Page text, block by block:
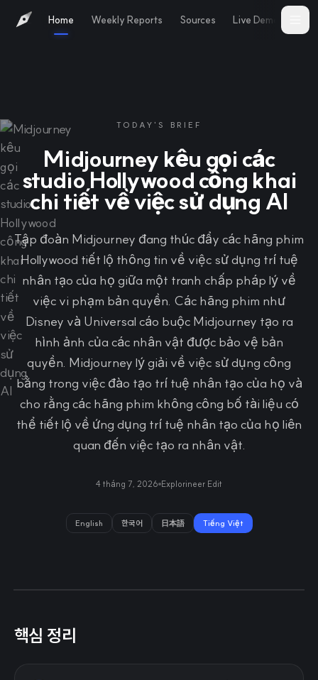
Home Weekly Reports Sources Live Demo
TODAY'S BRIEF
Midjourney kêu gọi các
studio Hollywood công khai
chi tiết về việc sử dụng AI
Tập đoàn Midjourney đang thúc đẩy các hãng phim
Hollywood tiết lộ thông tin về việc sử dụng trí tuệ
nhân tạo của họ giữa một tranh chấp pháp lý về
việc vi phạm bản quyền. Các hãng phim như
Disney và Universal cáo buộc Midjourney tạo ra
hình ảnh của các nhân vật được bảo vệ bản
quyền. Midjourney lý giải về việc sử dụng công
bằng trong việc đào tạo trí tuệ nhân tạo của họ và
cho rằng các hãng phim không công bố tài liệu có
thể tiết lộ về ứng dụng trí tuệ nhân tạo của họ liên
quan đến việc tạo ra nhân vật.
4 tháng 7, 2026 Explorineer Edit
English 한국어 日本語 Tiếng Việt
핵심 정리